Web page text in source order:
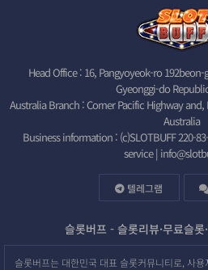
Head Office : 16, Pangyoyeok-ro
Gyeonggi-do
Australia Branch : Corner Pacific Highway
Australia
Business information : (c)SLOTBUFF 220-
service |
텔레그램
슬롯버프 - 슬롯리뷰·무료슬
슬롯버프는 대한민국 대표 슬롯커뮤니티로, 사